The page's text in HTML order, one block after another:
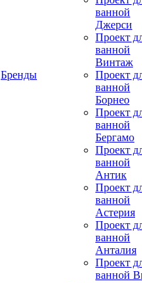
Бренды
ванной
Джерси
Проект
ванной
Винтаж
Проект
ванной
Борнео
Проект
ванной
Бергамо
Проект
ванной
Антик
Проект
ванной
Астерия
Проект
ванной
Анталия
Проект
ванной